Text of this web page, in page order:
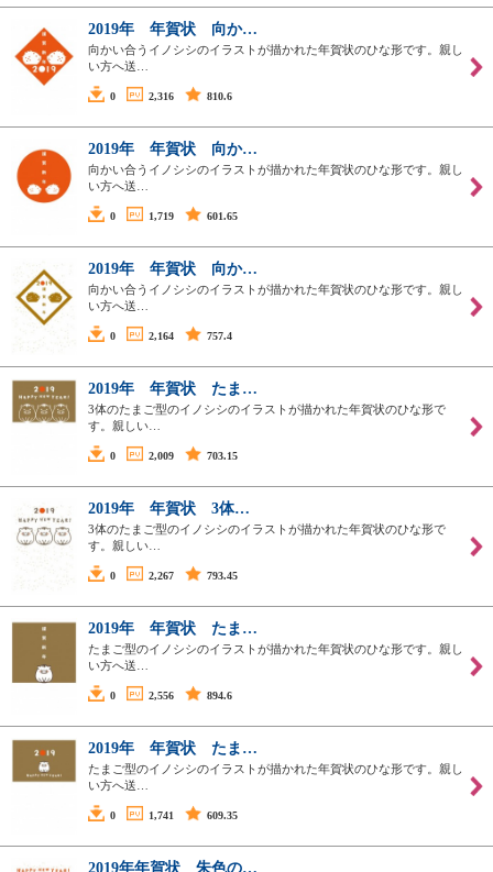
2019年 年賀状 向か…
向かい合うイノシシのイラストが描かれた年賀状のひな形です。親し
い方へ送…
0 2,316 810.6
2019年 年賀状 向か…
向かい合うイノシシのイラストが描かれた年賀状のひな形です。親し
い方へ送…
0 1,719 601.65
2019年 年賀状 向か…
向かい合うイノシシのイラストが描かれた年賀状のひな形です。親し
い方へ送…
0 2,164 757.4
2019年 年賀状 たま…
3体のたまご型のイノシシのイラストが描かれた年賀状のひな形で
す。親しい…
0 2,009 703.15
2019年 年賀状 3体…
3体のたまご型のイノシシのイラストが描かれた年賀状のひな形で
す。親しい…
0 2,267 793.45
2019年 年賀状 たま…
たまご型のイノシシのイラストが描かれた年賀状のひな形です。親し
い方へ送…
0 2,556 894.6
2019年 年賀状 たま…
たまご型のイノシシのイラストが描かれた年賀状のひな形です。親し
い方へ送…
0 1,741 609.35
2019年年賀状 朱色の…